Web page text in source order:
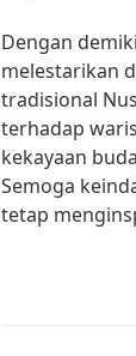
Dengan
melestarikan
tradisional
terhadap
kekayaan
Semoga
tetap